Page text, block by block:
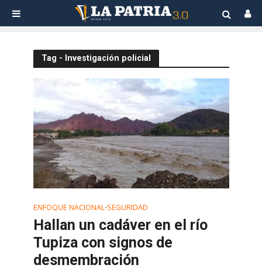
Tag - Investigación policial
ENFOQUE NACIONAL•SEGURIDAD
Hallan un cadáver en el río
Tupiza con signos de
desmembración